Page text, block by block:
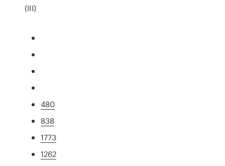
(III)
480
838
1773
1262